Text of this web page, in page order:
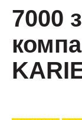
7000